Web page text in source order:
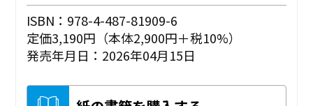
ISBN：978-4-487-81909-6
定価3,190円（本体2,900円＋税10%）
発売年月日：2026年04月15日